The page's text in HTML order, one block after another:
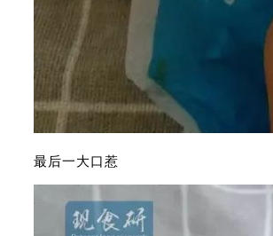
最后一大口惹